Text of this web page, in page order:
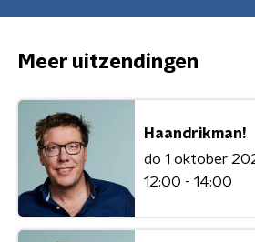
Meer uitzendingen
Haandrikman!
do 1 oktober
12:00 - 14:00